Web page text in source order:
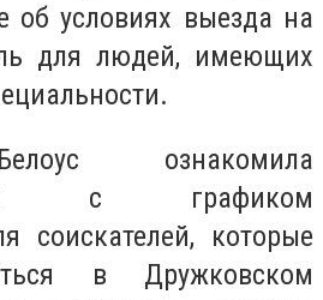
об условиях выезда на
для людей, имеющих
ознакомила
с графиком
соискателей, которые
в Дружковском